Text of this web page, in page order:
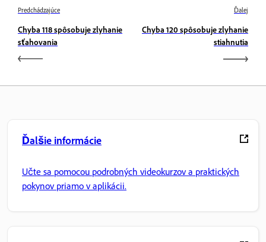
Predchádzajúce
Chyba 118 spôsobuje zlyhanie
sťahovania
Ďalej
Chyba 120 spôsobuje zlyhanie
stiahnutia
Ďalšie informácie
Učte sa pomocou podrobných videokurzov a praktických
pokynov priamo v aplikácii.